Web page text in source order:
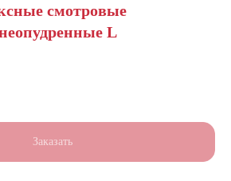
смотровые
L
Заказать